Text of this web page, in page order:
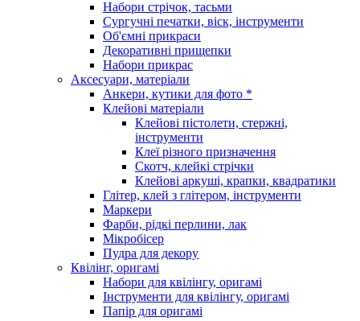
Набори стрічок, тасьми
Сургучні печатки, віск, інструменти
Об'ємні прикраси
Декоративні прищепки
Набори прикрас
Аксесуари, матеріали
Анкери, кутики для фото *
Клейові матеріали
Клейові пістолети, стержні,
інструменти
Клеї різного призначення
Скотч, клейкі стрічки
Клейові аркуші, крапки, квадратики
Глітер, клей з глітером, інструменти
Маркери
Фарби, рідкі перлини, лак
Мікробісер
Пудра для декору
Квілінг, оригамі
Набори для квілінгу, оригамі
Інструменти для квілінгу, оригамі
Папір для оригамі